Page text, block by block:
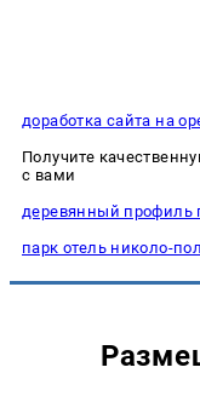
доработка сайта на
Получите
с вами
деревянный профиль
парк отель николо-